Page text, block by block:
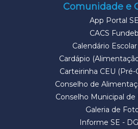
Comunidade e
App Portal SE
CACS Fundeb
Calendário
Cardápio
Carteirinha CEU (Pré-
Conselho de
Conselho Municipal de
Galeria de
Informe SE -